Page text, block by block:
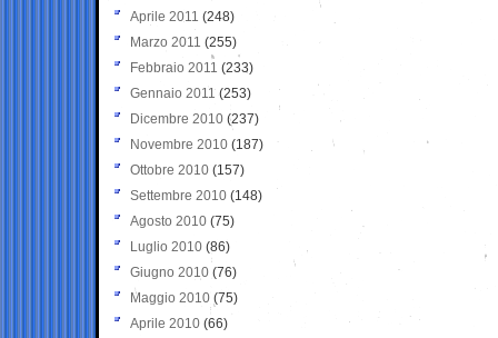
Aprile 2011 (248)
Marzo 2011 (255)
Febbraio 2011 (233)
Gennaio 2011 (253)
Dicembre 2010 (237)
Novembre 2010 (187)
Ottobre 2010 (157)
Settembre 2010 (148)
Agosto 2010 (75)
Luglio 2010 (86)
Giugno 2010 (76)
Maggio 2010 (75)
Aprile 2010 (66)